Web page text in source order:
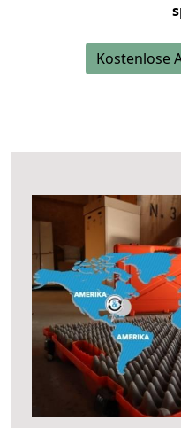
Kostenlose